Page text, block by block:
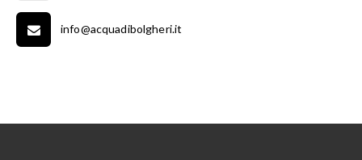
info@acquadibolgheri.it